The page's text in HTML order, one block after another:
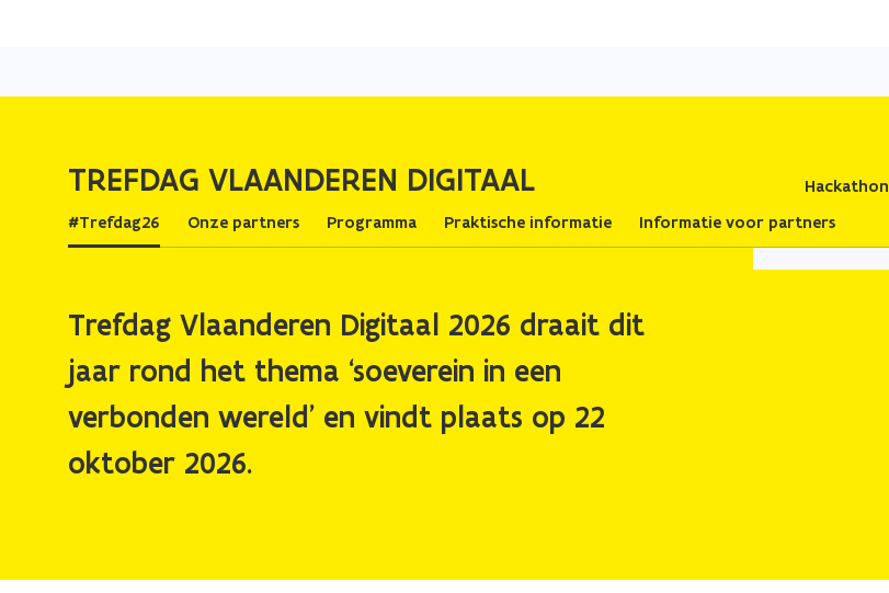
naar
TREFDAG VLAANDEREN DIGITAAL Hackathon
#Trefdag26
Onze partners Programma Praktische informatie Informatie voor partners
Trefdag Vlaanderen Digitaal 2026 draait dit
jaar rond het thema ‘soeverein in een
verbonden wereld’ en vindt plaats op 22
oktober 2026.